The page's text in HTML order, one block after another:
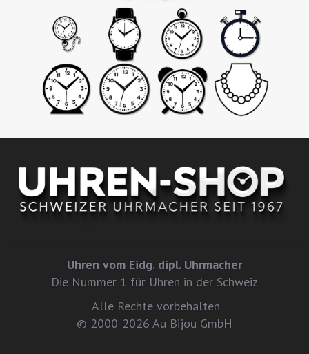
Uhren vom Eidg. dipl. Uhrmacher
Die Nummer 1 für Uhren in der Schweiz
Alle Rechte vorbehalten
© 2000-2026 Au Bijou GmbH